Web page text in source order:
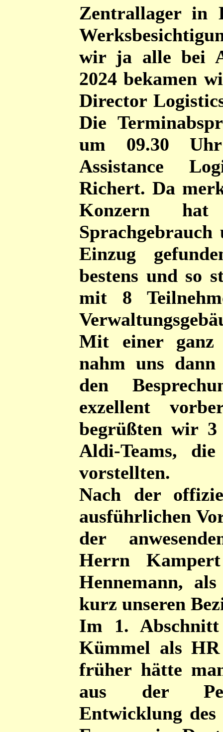
Zentrallager in
wir ja alle bei
2024 bekamen
Director
Die
um 09.30
Assistance
Richert. Da
Konzern hat
Sprachgebrauch
Einzug
bestens und so
mit 8
Mit einer ganz
nahm uns
den
exzellent
begrüßten wir
Aldi-Teams,
vorstellten.
Nach der
ausführlichen
der
Herrn
Hennemann,
kurz unseren
Im 1.
Kümmel als HR
früher hätte
aus der
Entwicklung